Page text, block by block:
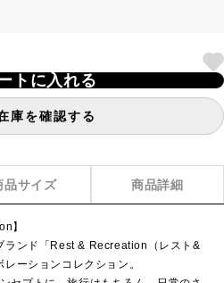
トに入れる
庫を確認する
品サイズ 商品詳細
】
ランド「Rest & Recreation（レスト&
ーションコレクション。